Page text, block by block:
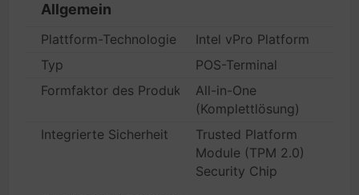
Allgemein
Plattform-Technologie
Intel vPro Platform
Typ
POS-Terminal
Formfaktor des ProduktesAll-in-One
(Komplettlösung)
Integrierte Sicherheit
Trusted Platform
Module (TPM 2.0)
Security Chip